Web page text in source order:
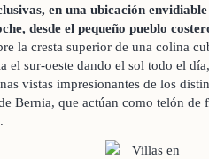
en una ubicación
desde el pequeño pueblo
la cresta superior de una colina
el sur-oeste dando el sol todo el
vistas impresionantes de los
Bernia, que actúan como telón de